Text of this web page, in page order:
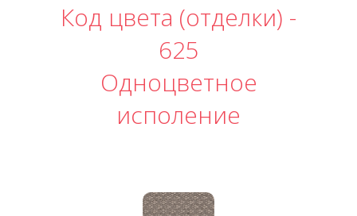
Код цвета (отделки) -
625
Одноцветное
исполение